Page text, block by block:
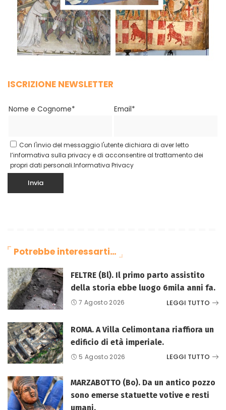
ISCRIZIONE NEWSLETTER
Nome e Cognome* Email*
Con l'invio del messaggio l'utente dichiara di aver letto
l’informativa sulla privacy e di acconsentire al trattamento dei
propri dati personali.Informativa Privacy
Potrebbe interessarti…
FELTRE (Bl). Il primo parto assistito
della storia ebbe luogo 6mila anni fa.
7 Agosto 2026 LEGGI TUTTO
ROMA. A Villa Celimontana riaffiora un
edificio di età imperiale.
5 Agosto 2026 LEGGI TUTTO
MARZABOTTO (Bo). Da un antico pozzo
sono emerse statuette votive e resti
umani.